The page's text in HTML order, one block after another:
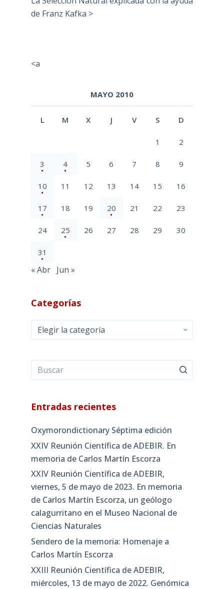
de Franz Kafka >
<a
MAYO 2010
L M X J V S D
1 2
3 4 5 6 7 8 9
10 11 12 13 14 15 16
17 18 19 20 21 22 23
24 25 26 27 28 29 30
31
« Abr Jun »
Categorías
Categorías
Entradas recientes
Oxymorondictionary Séptima edición
XXIV Reunión Científica de ADEBIR. En
memoria de Carlos Martín Escorza
XXIV Reunión Científica de ADEBIR,
viernes, 5 de mayo de 2023. En memoria
de Carlos Martín Escorza, un geólogo
calagurritano en el Museo Nacional de
Ciencias Naturales
Sendero de la memoria: Homenaje a
Carlos Martín Escorza
XXIII Reunión Científica de ADEBIR,
miércoles, 13 de mayo de 2022. Genómica